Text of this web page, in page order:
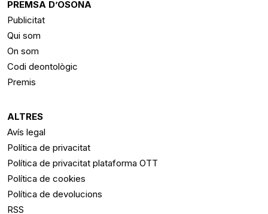
PREMSA D’OSONA
Publicitat
Qui som
On som
Codi deontològic
Premis
ALTRES
Avís legal
Política de privacitat
Política de privacitat plataforma OTT
Política de cookies
Política de devolucions
RSS